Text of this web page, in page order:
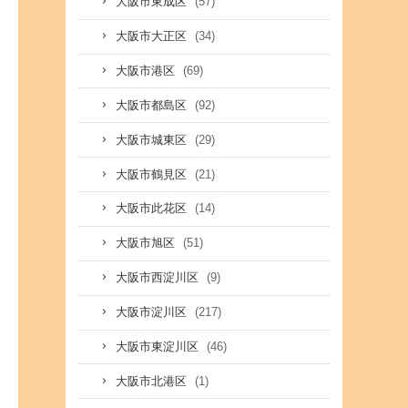
大阪市大正区 (34)
大阪市港区 (69)
大阪市都島区 (92)
大阪市城東区 (29)
大阪市鶴見区 (21)
大阪市此花区 (14)
大阪市旭区 (51)
大阪市西淀川区 (9)
大阪市淀川区 (217)
大阪市東淀川区 (46)
大阪市北港区 (1)